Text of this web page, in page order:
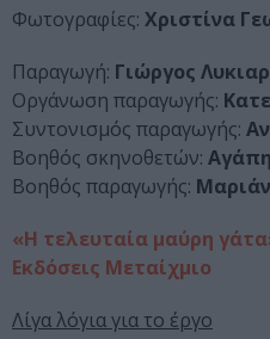
Φωτογραφίες: Χριστίνα
Παραγωγή: Γιώργος
Οργάνωση παραγωγής:
Συντονισμός παραγωγής:
Βοηθός σκηνοθετών:
Βοηθός παραγωγής:
«Η τελευταία μαύρη
Εκδόσεις Μεταίχμιο
Λίγα λόγια για το έργο